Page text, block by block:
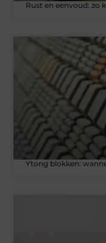
Rust en eenvoud: zo
Ytong blokken: